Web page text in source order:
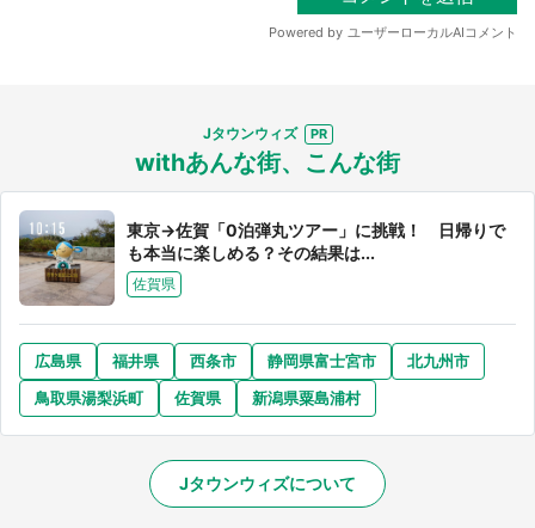
Jタウンウィズ
withあんな街、こんな街
東京→佐賀「0泊弾丸ツアー」に挑戦！ 日帰りで
も本当に楽しめる？その結果は...
佐賀県
広島県 福井県 西条市 静岡県富士宮市
北九州市
鳥取県湯梨浜町
佐賀県 新潟県粟島浦村
Jタウンウィズについて